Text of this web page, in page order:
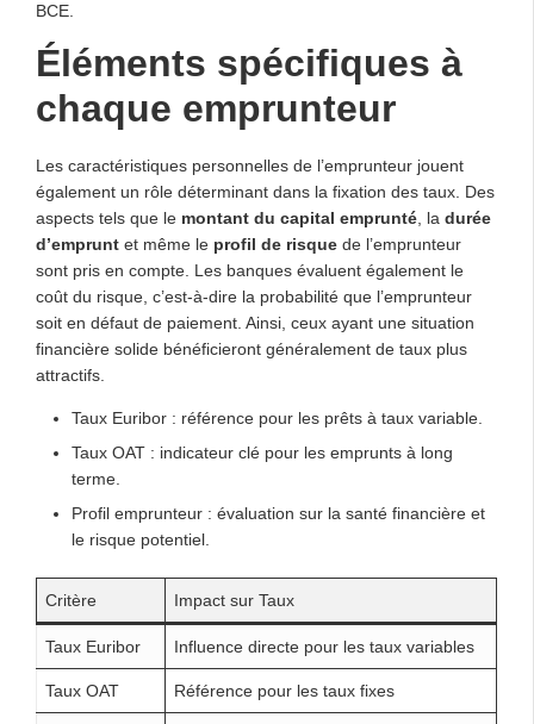
BCE.
Éléments spécifiques à
chaque emprunteur
Les caractéristiques personnelles de l’emprunteur jouent
également un rôle déterminant dans la fixation des taux. Des
aspects tels que le montant du capital emprunté , la durée
d’emprunt et même le profil de risque de l’emprunteur
sont pris en compte. Les banques évaluent également le
coût du risque, c’est-à-dire la probabilité que l’emprunteur
soit en défaut de paiement. Ainsi, ceux ayant une situation
financière solide bénéficieront généralement de taux plus
attractifs.
Taux Euribor : référence pour les prêts à taux variable.
Taux OAT : indicateur clé pour les emprunts à long
terme.
Profil emprunteur : évaluation sur la santé financière et
le risque potentiel.
Critère Impact sur Taux
Taux Euribor Influence directe pour les taux variables
Taux OAT Référence pour les taux fixes